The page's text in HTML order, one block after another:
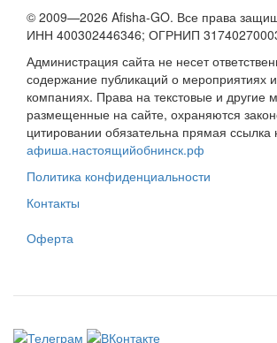
© 2009—2026 Afisha-GO. Все права
ИНН 400302446346; ОГРНИП
Администрация сайта не несет
содержание публикаций о мероприятиях
компаниях. Права на текстовые и другие
размещенные на сайте, охраняются
цитировании обязательна прямая ссылка
афиша.настоящийобнинск.рф
Политика конфиденциальности
Контакты
Оферта